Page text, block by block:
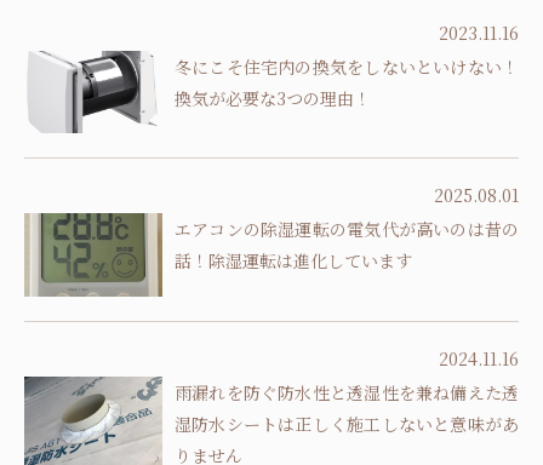
2023.11.16
冬にこそ住宅内の換気をしないといけない！
換気が必要な3つの理由！
2025.08.01
エアコンの除湿運転の電気代が高いのは昔の
話！除湿運転は進化しています
2024.11.16
雨漏れを防ぐ防水性と透湿性を兼ね備えた透
湿防水シートは正しく施工しないと意味があ
りません